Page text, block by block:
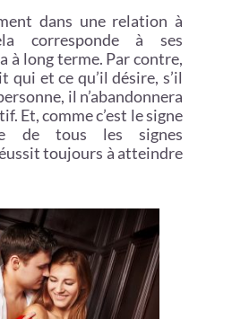
dans une relation à
corresponde à ses
à long terme. Par contre,
qui et ce qu’il désire, s’il
il n’abandonnera
Et, comme c’est le signe
de tous les signes
toujours à atteindre